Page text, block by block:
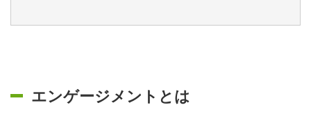
エンゲージメントとは